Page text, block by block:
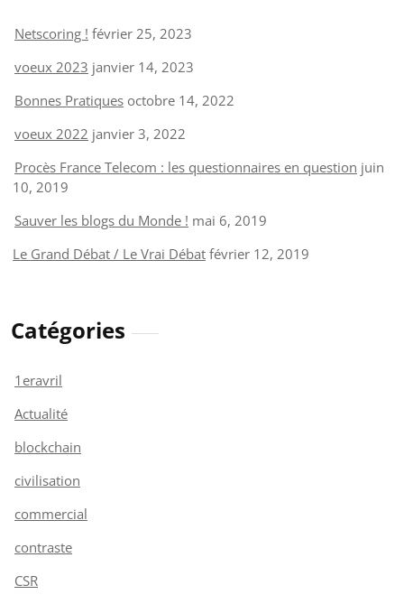
Netscoring ! février 25, 2023
voeux 2023 janvier 14, 2023
Bonnes Pratiques octobre 14, 2022
voeux 2022 janvier 3, 2022
Procès France Telecom : les questionnaires en question juin
10, 2019
Sauver les blogs du Monde ! mai 6, 2019
Le Grand Débat / Le Vrai Débat février 12, 2019
Catégories
1eravril
Actualité
blockchain
civilisation
commercial
contraste
CSR